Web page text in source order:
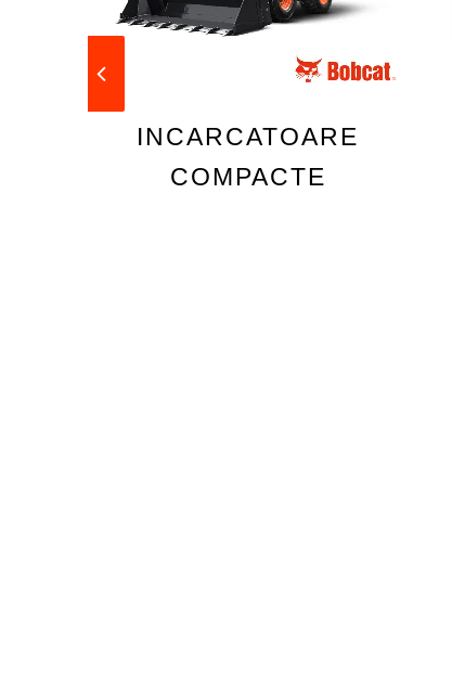
INCARCATOARE
COMPACTE